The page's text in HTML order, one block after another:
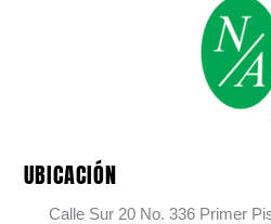
UBICACIÓN
Calle Sur 20 No. 336 Primer